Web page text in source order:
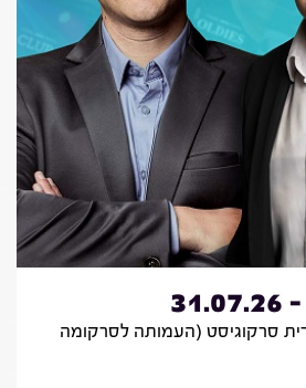
סרקוגיסט (העמותה לסרקומה